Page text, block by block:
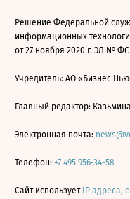
Решение Федеральной
информационных
от 27 ноября 2020 г. ЭЛ № ФС
Учредитель: АО «Бизнес
Главный редактор:
Электронная почта:
Телефон: +7 495 956-34-58
Сайт использует IP адреса,